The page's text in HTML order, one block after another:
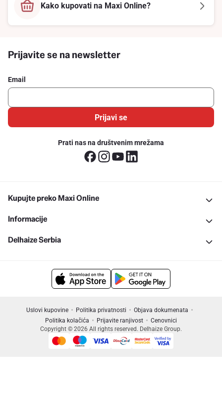
Kako kupovati na Maxi Online?
Prijavite se na newsletter
Email
Prijavi se
Prati nas na društvenim mrežama
Kupujte preko Maxi Online
Informacije
Delhaize Serbia
Uslovi kupovine Politika privatnosti
Objava dokumenata
Politika kolačića
Prijavite ranjivost
Cenovnici
Copyright © 2026 All rights reserved. Delhaize Group.